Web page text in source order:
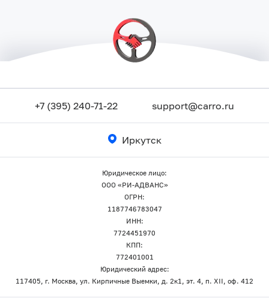
+7 (395) 240-71-22 support@carro.ru
Иркутск
Юридическое лицо:
ООО «РИ-АДВАНС»
ОГРН:
1187746783047
ИНН:
7724451970
КПП:
772401001
Юридический адрес:
117405, г. Москва, ул. Кирпичные Выемки, д. 2к1, эт. 4, п. XII, оф. 412